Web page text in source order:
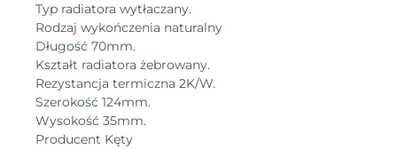
Typ radiatora wytłaczany.
Rodzaj wykończenia naturalny
Długość 70mm.
Kształt radiatora żebrowany.
Rezystancja termiczna 2K/W.
Szerokość 124mm.
Wysokość 35mm.
Producent Kęty